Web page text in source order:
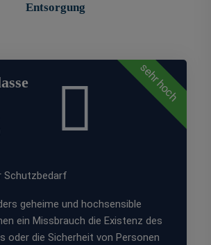
Entsorgung
sehr hoch
Schutzbedarf
geheime und hochsensible
ein Missbrauch die Existenz des
oder die Sicherheit von Personen